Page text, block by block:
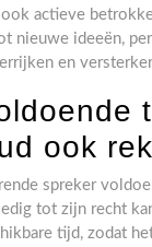
actieve
nieuwe ideeën,
en
ook
spreker
tot zijn recht
tijd, zodat